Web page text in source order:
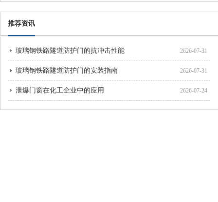
推荐资讯
玻璃钢铁路隧道防护门的抗冲击性能 2626-07-31
玻璃钢铁路隧道防护门的安装指南 2626-07-31
泄爆门窗在化工企业中的应用 2626-07-24